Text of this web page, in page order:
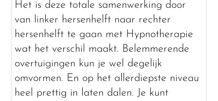
Het is deze totale samenwerking door
van linker hersenhelft naar rechter
hersenhelft te gaan met Hypnotherapie
wat het verschil maakt. Belemmerende
overtuigingen kun je wel degelijk
omvormen. En op het allerdiepste niveau
heel prettig in laten dalen. Je kunt